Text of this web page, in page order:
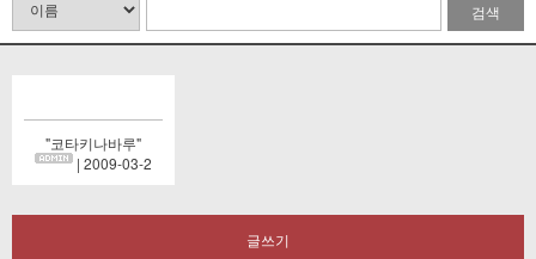
검색
"코타키나바루"
| 2009-03-2
글쓰기